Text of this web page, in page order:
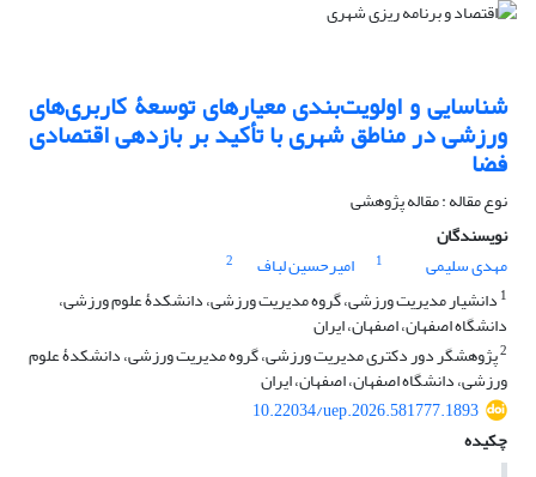
شناسایی و اولویت‌بندی معیارهای توسعۀ کاربری‌های
ورزشی در مناطق شهری با تأکید بر بازدهی اقتصادی
فضا
نوع مقاله : مقاله پژوهشی
نویسندگان
مهدی سلیمی
1 امیرحسین لباف
2
1 دانشیار مدیریت ورزشی، گروه مدیریت ورزشی، دانشکدۀ علوم ورزشی،
دانشگاه اصفهان، اصفهان، ایران
2پژوهشگر دور دکتری مدیریت ورزشی، گروه مدیریت ورزشی، دانشکدۀ علوم
ورزشی، دانشگاه اصفهان، اصفهان، ایران
10.22034/uep.2026.581777.1893
چکیده